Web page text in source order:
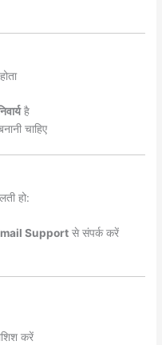
है
चाहिए
हो:
Support से संपर्क करें
करें